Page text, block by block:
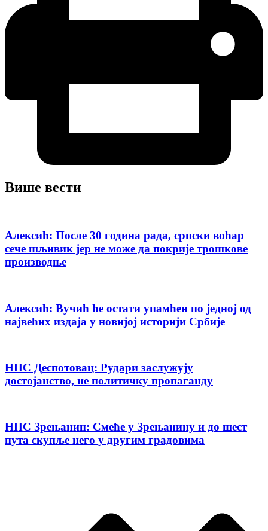
Више вести
Алексић: После 30 година рада, српски воћар
сече шљивик јер не може да покрије трошкове
производњe
Алексић: Вучић ће остати упамћен по једној од
највећих издаја у новијој историји Србије
НПС Деспотовац: Рудари заслужују
достојанство, не политичку пропаганду
НПС Зрењанин: Смеће у Зрењанину и до шест
пута скупље него у другим градовима